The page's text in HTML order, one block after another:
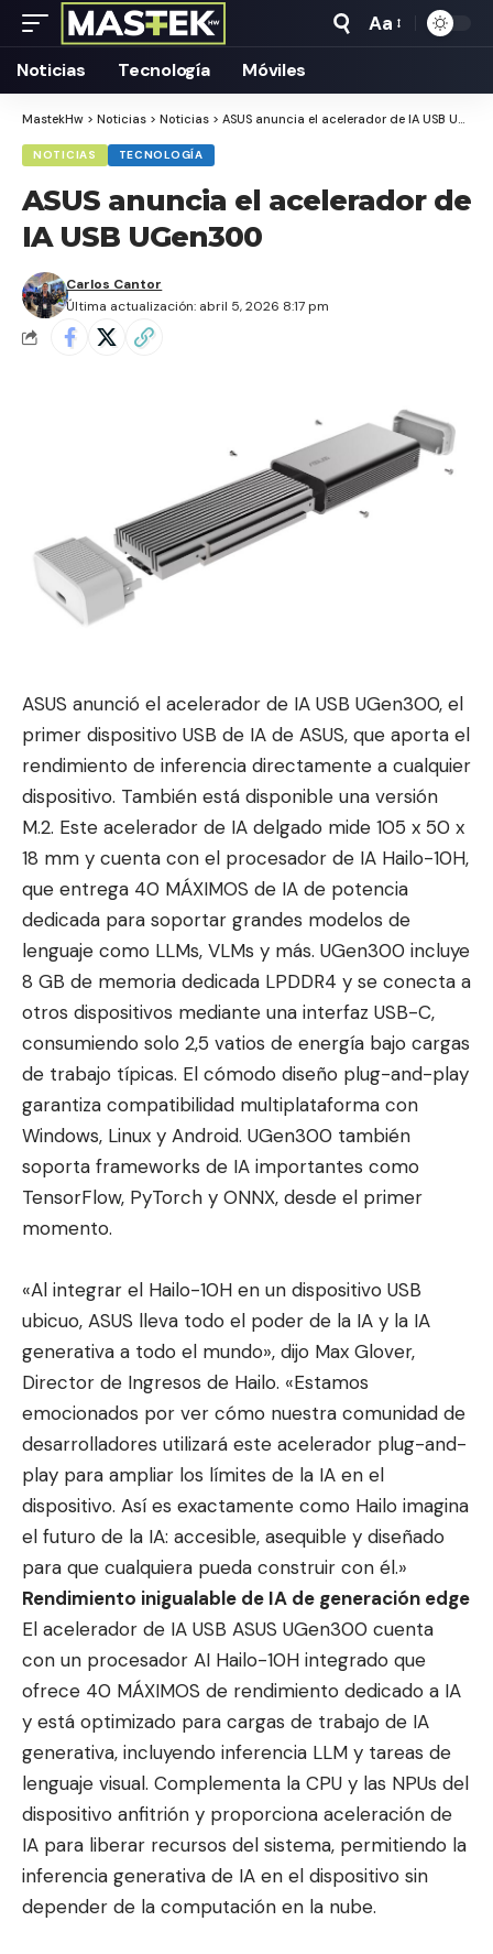
Tamaño
Aa
Noticias Tecnología Móviles
MastekHw > Noticias > Noticias > ASUS anuncia el acelerador de IA USB UGen300
NOTICIAS TECNOLOGÍA
ASUS anuncia el acelerador de
IA USB UGen300
Última actualización: abril 5, 2026 8:17 pm
Carlos Cantor
ASUS anunció el acelerador de IA USB UGen300, el
primer dispositivo USB de IA de ASUS, que aporta el
rendimiento de inferencia directamente a cualquier
dispositivo. También está disponible una versión
M.2. Este acelerador de IA delgado mide 105 x 50 x
18 mm y cuenta con el procesador de IA Hailo-10H,
que entrega 40 MÁXIMOS de IA de potencia
dedicada para soportar grandes modelos de
lenguaje como LLMs, VLMs y más. UGen300 incluye
8 GB de memoria dedicada LPDDR4 y se conecta a
otros dispositivos mediante una interfaz USB-C,
consumiendo solo 2,5 vatios de energía bajo cargas
de trabajo típicas. El cómodo diseño plug-and-play
garantiza compatibilidad multiplataforma con
Windows, Linux y Android. UGen300 también
soporta frameworks de IA importantes como
TensorFlow, PyTorch y ONNX, desde el primer
momento.
«Al integrar el Hailo-10H en un dispositivo USB
ubicuo, ASUS lleva todo el poder de la IA y la IA
generativa a todo el mundo», dijo Max Glover,
Director de Ingresos de Hailo. «Estamos
emocionados por ver cómo nuestra comunidad de
desarrolladores utilizará este acelerador plug-and-
play para ampliar los límites de la IA en el
dispositivo. Así es exactamente como Hailo imagina
el futuro de la IA: accesible, asequible y diseñado
para que cualquiera pueda construir con él.»
Rendimiento inigualable de IA de generación edge
El acelerador de IA USB ASUS UGen300 cuenta
con un procesador AI Hailo-10H integrado que
ofrece 40 MÁXIMOS de rendimiento dedicado a IA
y está optimizado para cargas de trabajo de IA
generativa, incluyendo inferencia LLM y tareas de
lenguaje visual. Complementa la CPU y las NPUs del
dispositivo anfitrión y proporciona aceleración de
IA para liberar recursos del sistema, permitiendo la
inferencia generativa de IA en el dispositivo sin
depender de la computación en la nube.